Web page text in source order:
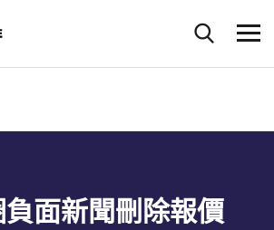
負面新聞刪除報價